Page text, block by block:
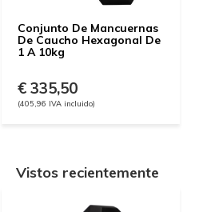
Conjunto De Mancuernas
De Caucho Hexagonal De
1 A 10kg
€ 335,50
(405,96 IVA incluido)
Vistos recientemente